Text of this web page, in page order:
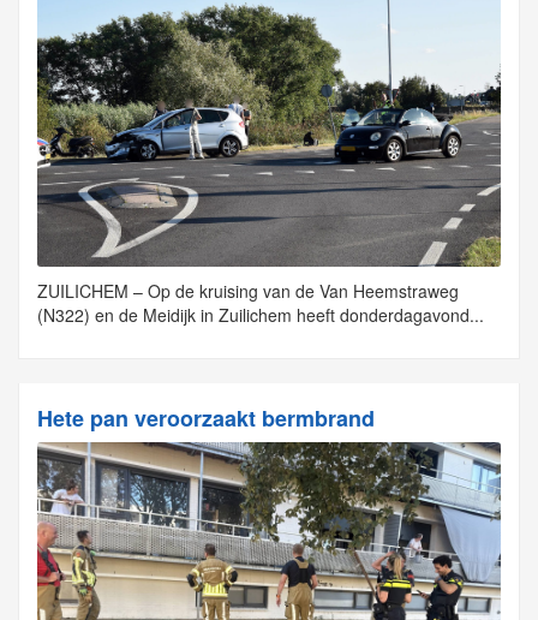
ZUILICHEM – Op de kruising van de Van Heemstraweg
(N322) en de Meidijk in Zuilichem heeft donderdagavond...
Hete pan veroorzaakt bermbrand